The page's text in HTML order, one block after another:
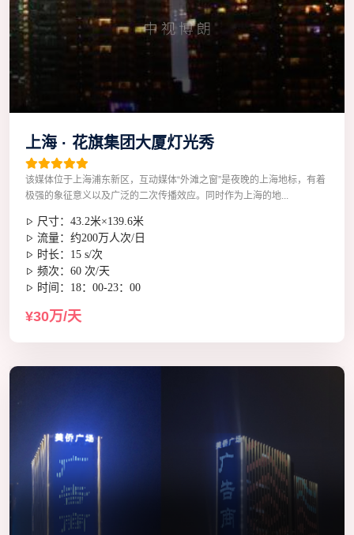
上海 · 花旗集团大厦灯光秀
该媒体位于上海浦东新区，互动媒体“外滩之窗”是夜晚的上海地标，有着
极强的象征意义以及广泛的二次传播效应。同时作为上海的地...
尺寸：43.2米×139.6米
流量：约200万人次/日
时长：15 s/次
频次：60 次/天
时间：18：00-23：00
¥30万/天